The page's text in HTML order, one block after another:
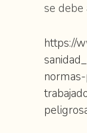
se debe
https://